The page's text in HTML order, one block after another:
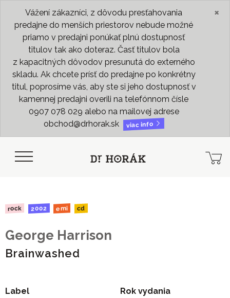
Vážení zákazníci, z dôvodu presťahovania
predajne do menších priestorov nebude možné
priamo v predajni ponúkať plnú dostupnosť
titulov tak ako doteraz. Časť titulov bola
z kapacitných dôvodov presunutá do externého
skladu. Ak chcete prísť do predajne po konkrétny
titul, poprosíme vás, aby ste si jeho dostupnosť v
kamennej predajni overili na telefónnom čísle
0907 078 029 alebo na mailovej adrese
obchod@drhorak.sk
viac info
×
rock 2002 emi cd
George Harrison
Brainwashed
Label
Rok vydania